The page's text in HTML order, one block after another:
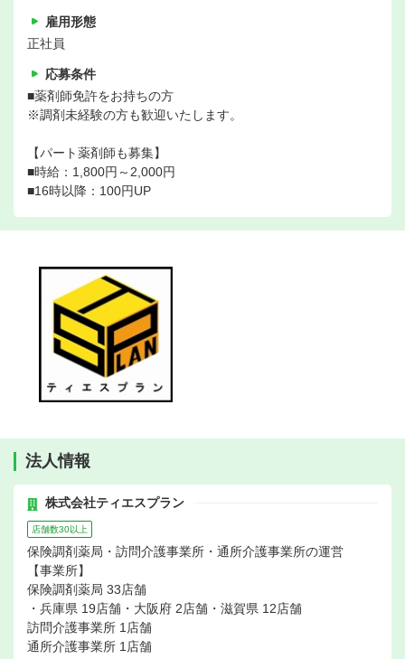
雇用形態
正社員
応募条件
■薬剤師免許をお持ちの方
※調剤未経験の方も歓迎いたします。
【パート薬剤師も募集】
■時給：1,800円～2,000円
■16時以降：100円UP
法人情報
株式会社ティエスプラン
店舗数30以上
保険調剤薬局・訪問介護事業所・通所介護事業所の運営
【事業所】
保険調剤薬局 33店舗
・兵庫県 19店舗・大阪府 2店舗・滋賀県 12店舗
訪問介護事業所 1店舗
通所介護事業所 1店舗